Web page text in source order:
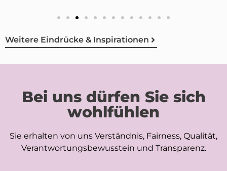
Weitere Eindrücke & Inspirationen
Bei uns dürfen Sie sich
wohlfühlen
Sie erhalten von uns Verständnis, Fairness, Qualität,
Verantwortungsbewusstein und Transparenz.